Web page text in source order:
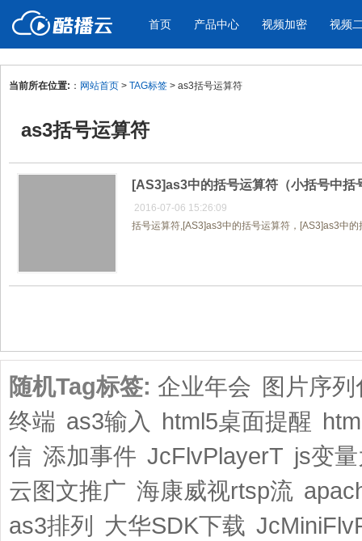
首页 产品中心
产品与新功能
教学课程全终端视频加密
防下载/防盗录/防录屏/防篡改
免费稳定无广
帮助企业视频
视频加密 视频
应用场景
色
内容
当前所在位置: ： 网站首页 > TAG标签 > as3括号运算符
as3括号运算符
[AS3]as3中的括号运算符（小括号中括
2016-07-06 15:26:09
括号运算符,[AS3]as3中的括号运算符，[AS3]as3中
随机Tag标签: 企业年会 图片序列
终端 as3输入 html5桌面提醒
信 添加事件 JcFlvPlayerT js变
云图文推广 海康威视rtsp流
as3排列
大华SDK下载